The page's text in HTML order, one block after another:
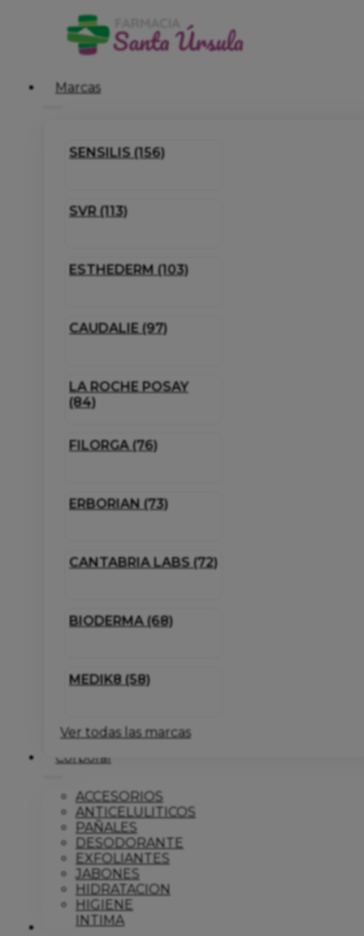
Marcas
SENSILIS (156)
SVR (113)
ESTHEDERM (103)
CAUDALIE (97)
LA ROCHE POSAY
(84)
FILORGA (76)
ERBORIAN (73)
CANTABRIA LABS (72)
BIODERMA (68)
MEDIK8 (58)
Ver todas las marcas
Corporal
ACCESORIOS
ANTICELULITICOS
PAÑALES
DESODORANTE
EXFOLIANTES
JABONES
HIDRATACION
HIGIENE
INTIMA
Dermo